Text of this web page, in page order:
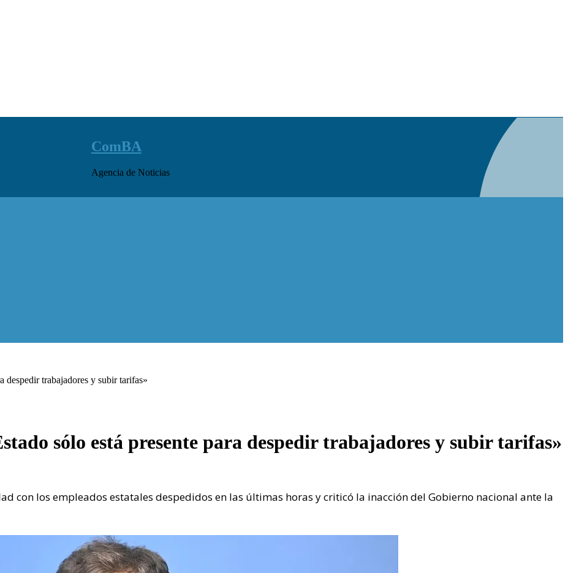
ComBA
Agencia de Noticias
trabajadores y subir tarifas»
sólo está presente para despedir trabajadores y subir tarifas»
con los empleados estatales despedidos en las últimas horas y criticó la inacción del Gobierno nacional ante la